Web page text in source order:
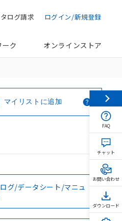
ログイン/新規登録
ログ請求
ク オンラインストア
マイリストに追加
グ/データシート/マニュ
FAQ
チャット
お問い合わせ
ダウンロード